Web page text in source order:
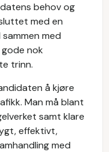
behov og
med en
med
nok
trinn.
å kjøre
Man må blant
samt klare
effektivt,
med